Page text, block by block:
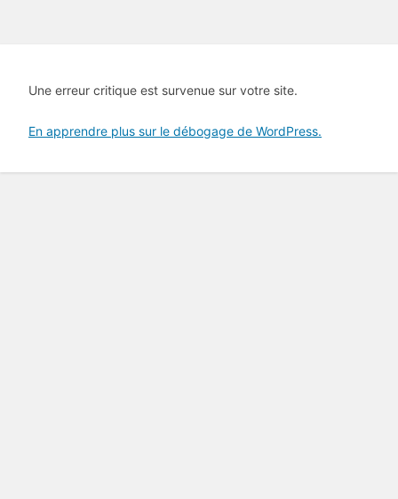
Une erreur critique est survenue sur votre site.
En apprendre plus sur le débogage de WordPress.